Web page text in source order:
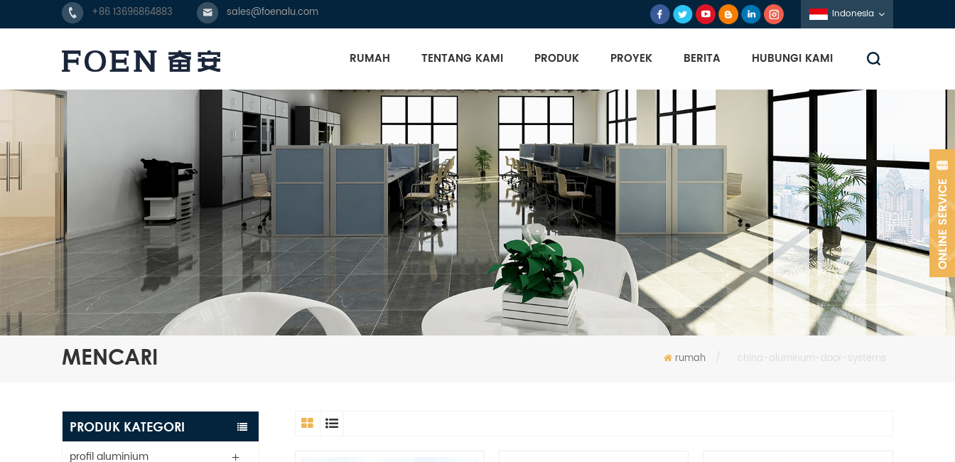
+86 13696864883 sales@foenalu.com Indonesia
RUMAH TENTANG KAMI PRODUK PROYEK BERITA HUBUNGI KAMI
MENCARI rumah / china-aluminum-door-systems
PRODUK KATEGORI
profil aluminium